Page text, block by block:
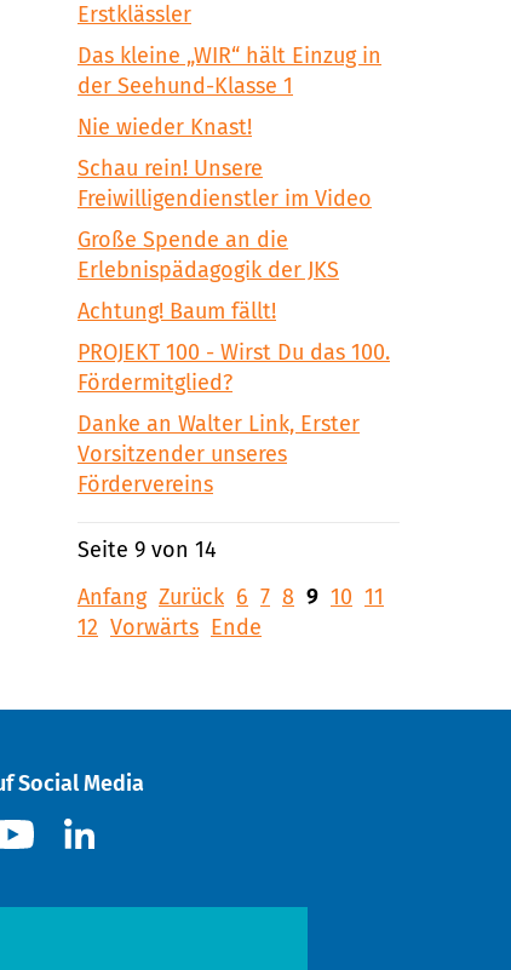
Erstklässler
Das kleine „WIR“ hält Einzug in
der Seehund-Klasse 1
Nie wieder Knast!
Schau rein! Unsere
Freiwilligendienstler im Video
Große Spende an die
Erlebnispädagogik der JKS
Achtung! Baum fällt!
PROJEKT 100 - Wirst Du das 100.
Fördermitglied?
Danke an Walter Link, Erster
Vorsitzender unseres
Fördervereins
Seite 9 von 14
Anfang Zurück 6 7 8 9 10 11
12 Vorwärts Ende
Social Media